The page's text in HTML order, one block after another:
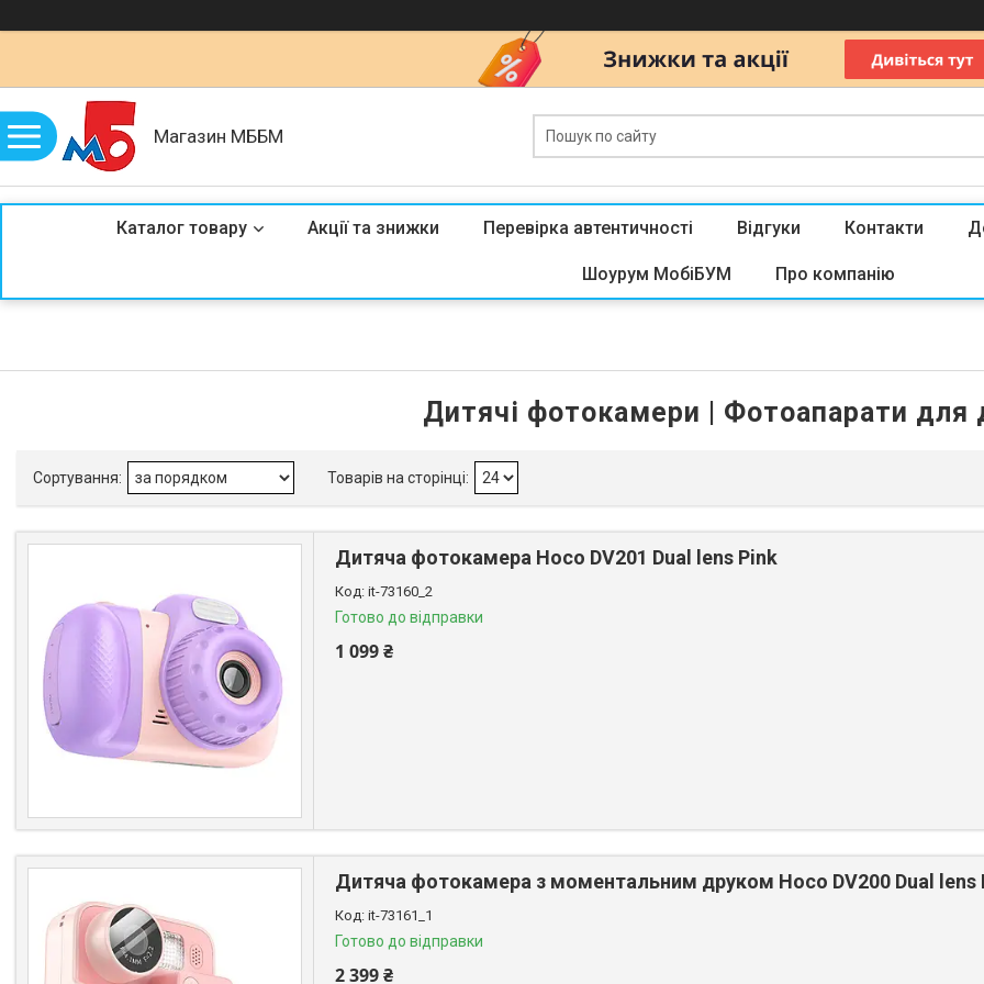
Магазин МББМ
Каталог товару Акції та знижки Перевірка автентичності Відгуки Контакти
Шоурум МобіБУМ Про компанію
Дитячі фотокамери | Фотоапарати для
Дитяча фотокамера Hoco DV201 Dual lens Pink
it-73160_2
Готово до відправки
1 099 ₴
Дитяча фотокамера з моментальним друком Hoco DV200 Dual lens
it-73161_1
Готово до відправки
2 399 ₴